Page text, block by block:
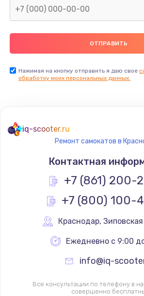
Нажимая на кнопку отправить я даю свое
обработку моих персональных данных.
iq-scooter.ru
Ремонт самокатов в
Контактная
+7 (861) 200-
+7 (800) 100-
Краснодар,
Ежедневно с 9:00
info@iq-
Все консультации по телефону в
совершенно